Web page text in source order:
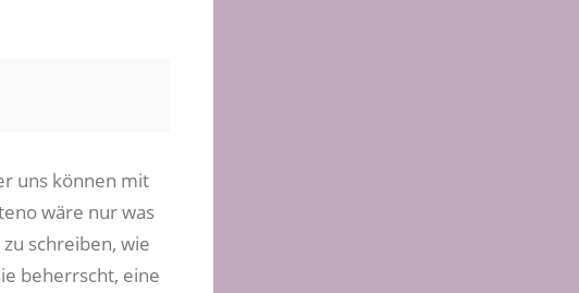
uns können mit
wäre nur was
schreiben, wie
beherrscht, eine